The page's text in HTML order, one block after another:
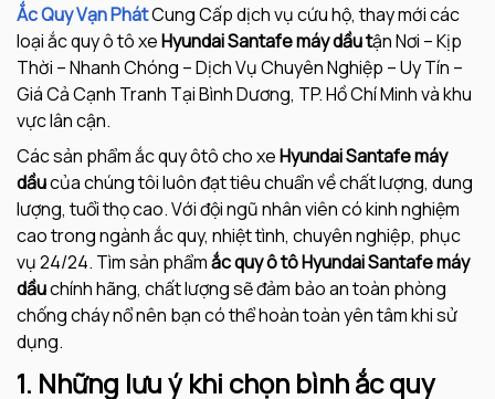
Ắc Quy Vạn PhátCung Cấp dịch vụ cứu hộ, thay mới các
loại ắc quy ô tô xeHyundai Santafe máy dầu tận Nơi – Kịp
Thời – Nhanh Chóng – Dịch Vụ Chuyên Nghiệp – Uy Tín –
Giá Cả Cạnh Tranh Tại Bình Dương, TP. Hồ Chí Minh và khu
vực lân cận.
Các sản phẩm ắc quy ôtô cho xeHyundai Santafe máy
dầucủa chúng tôi luôn đạt tiêu chuẩn về chất lượng, dung
lượng, tuổi thọ cao. Với đội ngũ nhân viên có kinh nghiệm
cao trong ngành ắc quy, nhiệt tình, chuyên nghiệp, phục
vụ 24/24. Tìm sản phẩmắc quy ô tô Hyundai Santafe máy
dầuchính hãng, chất lượng sẽ đảm bảo an toàn phòng
chống cháy nổ nên bạn có thể hoàn toàn yên tâm khi sử
dụng.
1. Những lưu ý khi chọn bình ắc quy